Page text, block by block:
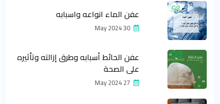
عفن الماء انواعه واسبابه
عفن الحائط أسبابه وطرق إزالته وتأثيره
على الصحة